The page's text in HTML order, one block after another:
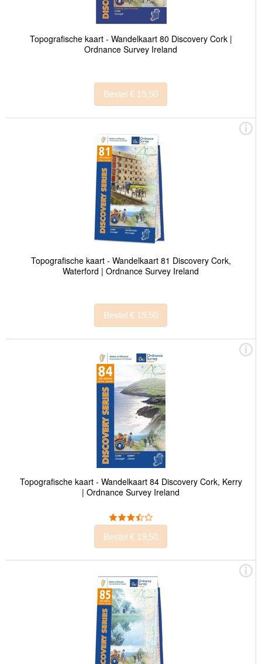
Topografische kaart - Wandelkaart 80 Discovery Cork |
Ordnance Survey Ireland
Bestel € 19,50
Topografische kaart - Wandelkaart 81 Discovery Cork,
Waterford | Ordnance Survey Ireland
Bestel € 19,50
Topografische kaart - Wandelkaart 84 Discovery Cork, Kerry
| Ordnance Survey Ireland
Bestel € 19,50